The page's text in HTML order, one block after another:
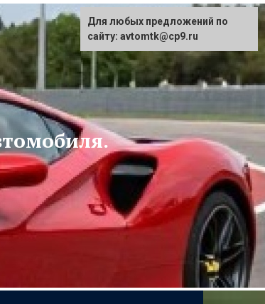
Для любых предложений по
сайту: avtomtk@cp9.ru